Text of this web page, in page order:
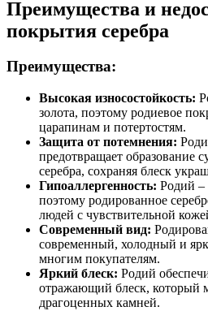
Преимущества и
покрытия серебра
Преимущества:
Высокая износостойкость:
золота, поэтому родиевое
царапинам и потертостям.
Защита от потемнения:
предотвращает образование
серебра, сохраняя блеск
Гипоаллергенность: Родий –
поэтому родированное
людей с чувствительной
Современный вид:
современный, холодный и
многим покупателям.
Яркий блеск: Родий
отражающий блеск, который
драгоценных камней.